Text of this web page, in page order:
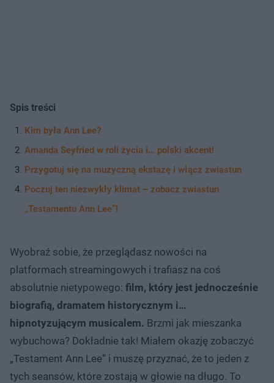
Spis treści
Kim była Ann Lee?
Amanda Seyfried w roli życia i… polski akcent!
Przygotuj się na muzyczną ekstazę i włącz zwiastun
Poczuj ten niezwykły klimat – zobacz zwiastun
„Testamentu Ann Lee”!
Wyobraź sobie, że przeglądasz nowości na
platformach streamingowych i trafiasz na coś
absolutnie nietypowego: film, który jest jednocześnie
biografią, dramatem historycznym i…
hipnotyzującym musicalem. Brzmi jak mieszanka
wybuchowa? Dokładnie tak! Miałem okazję zobaczyć
„Testament Ann Lee” i muszę przyznać, że to jeden z
tych seansów, które zostają w głowie na długo. To